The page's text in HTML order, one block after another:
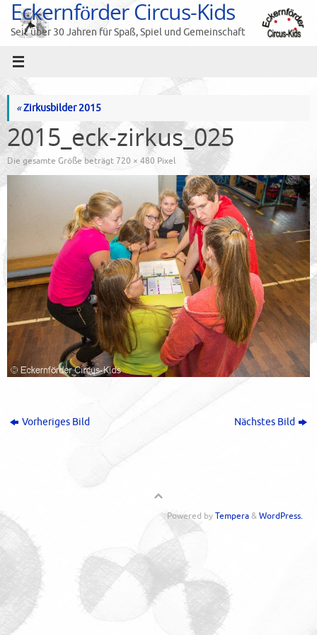
Zum
Inhalt
springen
Eckernförder Circus-Kids
Seit über 30 Jahren für Spaß, Spiel und Gemeinschaft
«Zirkusbilder 2015
2015_eck-zirkus_025
Die gesamte Größe beträgt720 × 480 Pixel
Vorheriges Bild Nächstes Bild
Powered byTempera&WordPress.